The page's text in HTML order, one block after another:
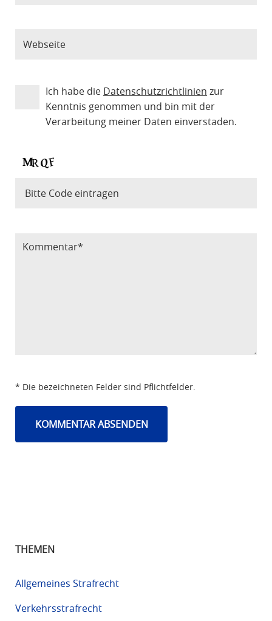
Ich habe die Datenschutzrichtlinien zur
Kenntnis genommen und bin mit der
Verarbeitung meiner Daten einverstaden.
* Die bezeichneten Felder sind Pflichtfelder.
THEMEN
Allgemeines Strafrecht
Verkehrsstrafrecht